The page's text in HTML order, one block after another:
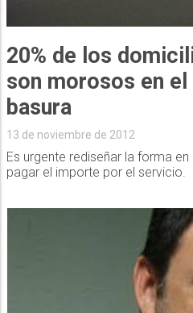
20% de los
son morosos en el
basura
13 de noviembre de 2012
Es urgente rediseñar la forma
pagar el importe por el servicio.